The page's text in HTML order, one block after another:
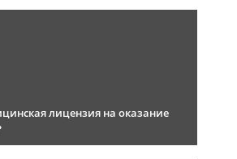
лицензия на оказание